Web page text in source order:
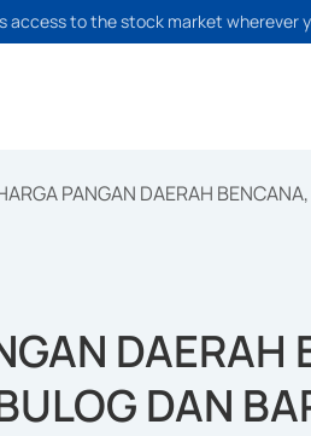
to the stock market wherever
PANGAN DAERAH
DAERAH
DAN